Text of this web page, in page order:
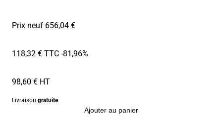
Prix neuf 656,04 €
118,32 € TTC-81,96%
98,60 € HT
Livraison gratuite
Ajouter au panier